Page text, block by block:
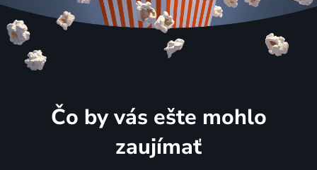
Čo by vás ešte mohlo
zaujímať